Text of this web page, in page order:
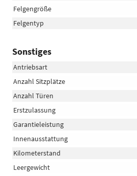
Felgengröße
Felgentyp
Sonstiges
Antriebsart
Anzahl Sitzplätze
Anzahl Türen
Erstzulassung
Garantieleistung
Innenausstattung
Kilometerstand
Leergewicht